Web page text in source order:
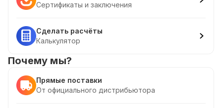
Сертификаты и заключения
Сделать расчёты
Калькулятор
Почему мы?
Прямые поставки
От официального дистрибьютора